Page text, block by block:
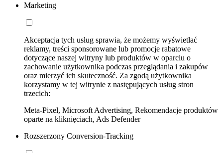
Marketing
Akceptacja tych usług sprawia, że możemy wyświetlać
reklamy, treści sponsorowane lub promocje rabatowe
dotyczące naszej witryny lub produktów w oparciu o
zachowanie użytkownika podczas przeglądania i zakupów
oraz mierzyć ich skuteczność. Za zgodą użytkownika
korzystamy w tej witrynie z następujących usług stron
trzecich:
Meta-Pixel, Microsoft Advertising, Rekomendacje produktów
oparte na kliknięciach, Ads Defender
Rozszerzony Conversion-Tracking